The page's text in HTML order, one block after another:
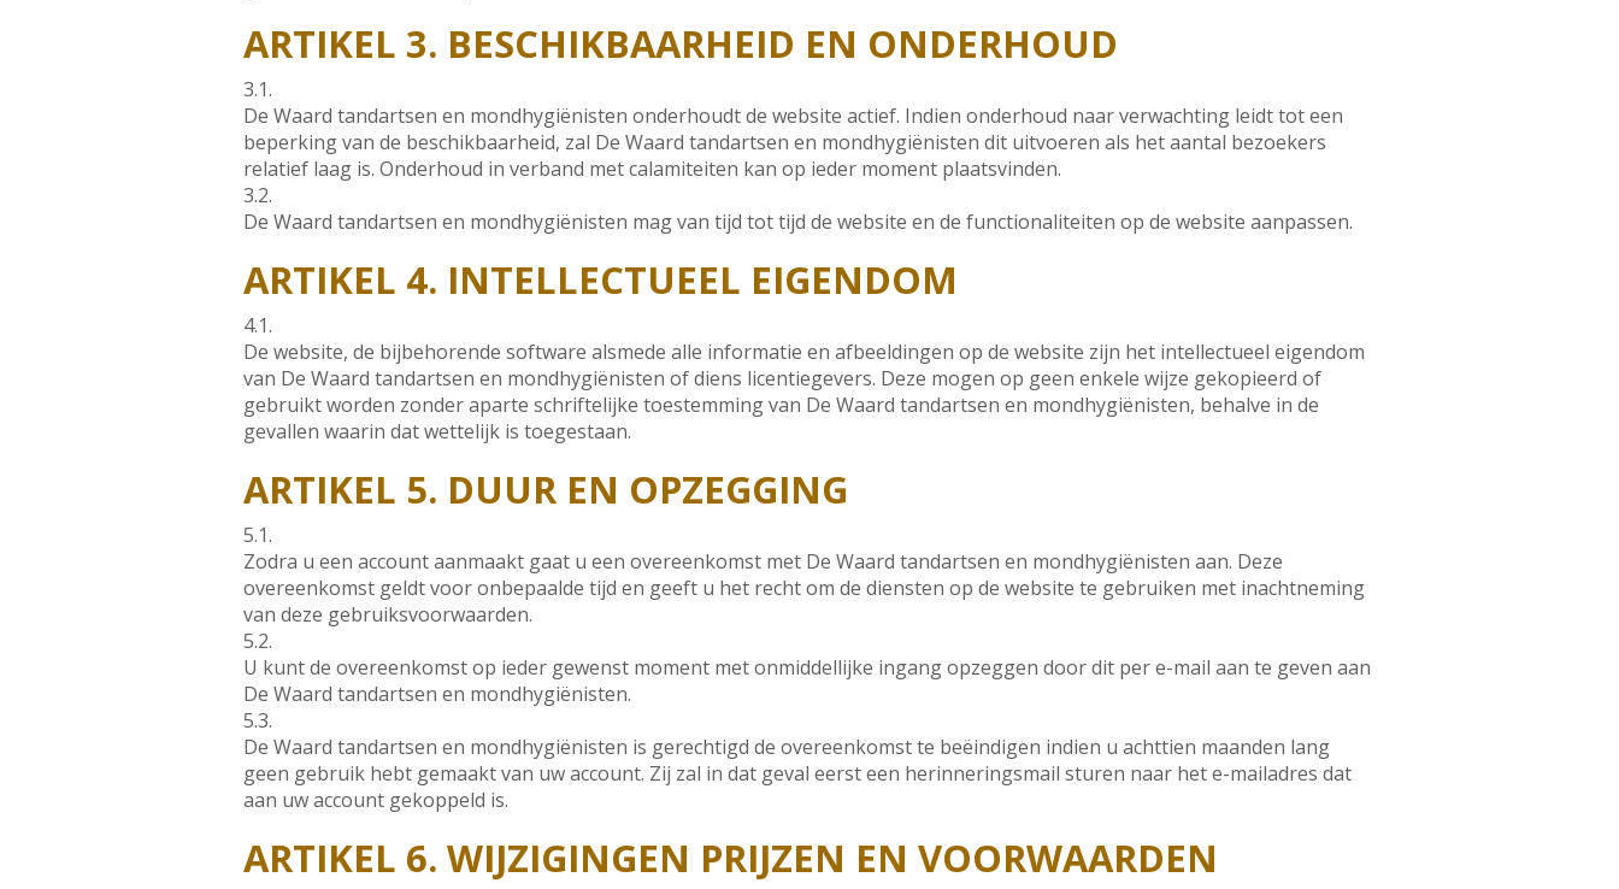
ARTIKEL 3. BESCHIKBAARHEID EN ONDERHOUD
3.1.
De Waard tandartsen en mondhygiënisten onderhoudt de website actief. Indien onderhoud naar verwachting leidt tot een
beperking van de beschikbaarheid, zal De Waard tandartsen en mondhygiënisten dit uitvoeren als het aantal bezoekers
relatief laag is. Onderhoud in verband met calamiteiten kan op ieder moment plaatsvinden.
3.2.
De Waard tandartsen en mondhygiënisten mag van tijd tot tijd de website en de functionaliteiten op de website aanpassen.
ARTIKEL 4. INTELLECTUEEL EIGENDOM
4.1.
De website, de bijbehorende software alsmede alle informatie en afbeeldingen op de website zijn het intellectueel eigendom
van De Waard tandartsen en mondhygiënisten of diens licentiegevers. Deze mogen op geen enkele wijze gekopieerd of
gebruikt worden zonder aparte schriftelijke toestemming van De Waard tandartsen en mondhygiënisten, behalve in de
gevallen waarin dat wettelijk is toegestaan.
ARTIKEL 5. DUUR EN OPZEGGING
5.1.
Zodra u een account aanmaakt gaat u een overeenkomst met De Waard tandartsen en mondhygiënisten aan. Deze
overeenkomst geldt voor onbepaalde tijd en geeft u het recht om de diensten op de website te gebruiken met inachtneming
van deze gebruiksvoorwaarden.
5.2.
U kunt de overeenkomst op ieder gewenst moment met onmiddellijke ingang opzeggen door dit per e-mail aan te geven aan
De Waard tandartsen en mondhygiënisten.
5.3.
De Waard tandartsen en mondhygiënisten is gerechtigd de overeenkomst te beëindigen indien u achttien maanden lang
geen gebruik hebt gemaakt van uw account. Zij zal in dat geval eerst een herinneringsmail sturen naar het e-mailadres dat
aan uw account gekoppeld is.
ARTIKEL 6. WIJZIGINGEN PRIJZEN EN VOORWAARDEN